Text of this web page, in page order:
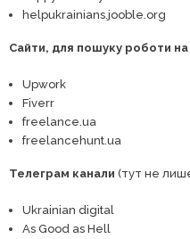
helpukrainians.jooble.org
Сайти, для пошуку роботи на
Upwork
Fiverr
freelance.ua
freelancehunt.ua
Телеграм канали (тут не
Ukrainian digital
As Good as Hell